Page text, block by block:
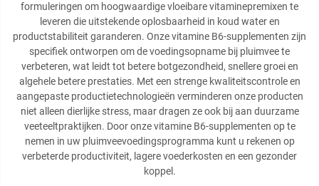
formuleringen om hoogwaardige vloeibare vitaminepremixen te
leveren die uitstekende oplosbaarheid in koud water en
productstabiliteit garanderen. Onze vitamine B6-supplementen zijn
specifiek ontworpen om de voedingsopname bij pluimvee te
verbeteren, wat leidt tot betere botgezondheid, snellere groei en
algehele betere prestaties. Met een strenge kwaliteitscontrole en
aangepaste productietechnologieën verminderen onze producten
niet alleen dierlijke stress, maar dragen ze ook bij aan duurzame
veeteeltpraktijken. Door onze vitamine B6-supplementen op te
nemen in uw pluimveevoedingsprogramma kunt u rekenen op
verbeterde productiviteit, lagere voederkosten en een gezonder
koppel.